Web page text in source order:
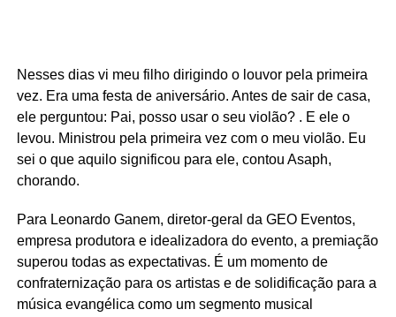
Nesses dias vi meu filho dirigindo o louvor pela primeira
vez. Era uma festa de aniversário. Antes de sair de casa,
ele perguntou: Pai, posso usar o seu violão? . E ele o
levou. Ministrou pela primeira vez com o meu violão. Eu
sei o que aquilo significou para ele, contou Asaph,
chorando.
Para Leonardo Ganem, diretor-geral da GEO Eventos,
empresa produtora e idealizadora do evento, a premiação
superou todas as expectativas. É um momento de
confraternização para os artistas e de solidificação para a
música evangélica como um segmento musical